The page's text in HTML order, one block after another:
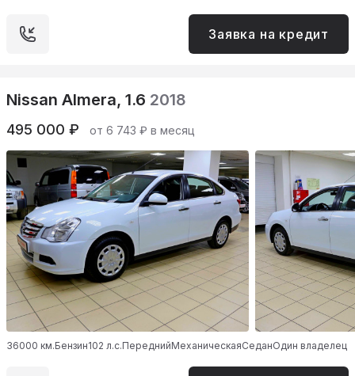
Заявка на кредит
Nissan Almera, 1.6 2018
495 000 ₽ от 6 743 ₽ в месяц
36000 км.Бензин102 л.с.ПереднийМеханическаяСеданОдин владелец